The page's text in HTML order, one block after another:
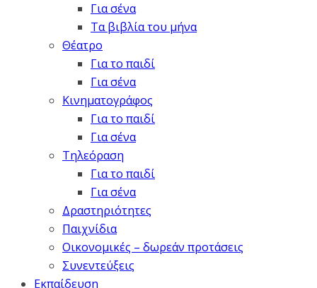
Για σένα
Τα βιβλία του μήνα
Θέατρο
Για το παιδί
Για σένα
Κινηματογράφος
Για το παιδί
Για σένα
Τηλεόραση
Για το παιδί
Για σένα
Δραστηριότητες
Παιχνίδια
Οικονομικές – δωρεάν προτάσεις
Συνεντεύξεις
Εκπαίδευση